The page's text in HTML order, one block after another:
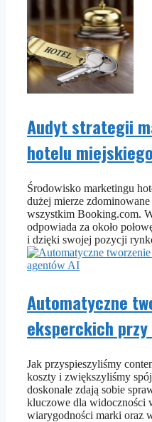
Audyt strategii
hotelu
Środowisko marketingu
dużej mierze
wszystkim Booking.com.
odpowiada za około
i dzięki swojej pozycji
Automatyczne
eksperckich
Jak przyspieszyliśmy
koszty i zwiększyliśmy
doskonale zdają sobie
kluczowe dla widoczności
wiarygodności marki oraz